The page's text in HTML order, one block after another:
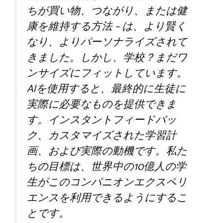
ちが買い物、つながり、または健
康を維持する方法 – は、より賢く
なり、よりパーソナライズされて
きました。しかし、学校？まだワ
ンサイズにフィットしています。
AIを使用すると、最終的に生徒に
実際に必要なものを提供できま
す。インスタントフィードバッ
ク、カスタマイズされた学習計
画、および実際の動機です。私た
ちの目標は、世界中の10億人の学
生がこのコンパニオンエクスペリ
エンスを利用できるようにするこ
とです。